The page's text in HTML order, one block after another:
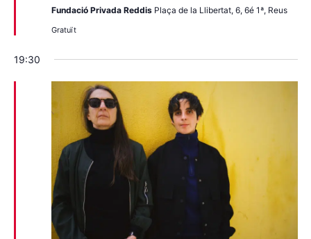
Fundació Privada Reddis Plaça de la Llibertat, 6, 6é 1ª, Reus
Gratuït
19:30